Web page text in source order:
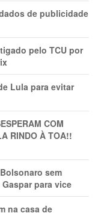
de publicidade
pelo TCU por
Lula para evitar
COM
RINDO À TOA!!
sem
para vice
na casa de